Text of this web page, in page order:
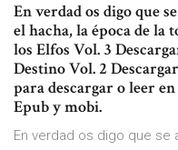
En verdad os digo que
el hacha, la época de la
los Elfos Vol. 3
Destino Vol. 2
para descargar o leer
Epub y mobi.
En verdad os digo que se